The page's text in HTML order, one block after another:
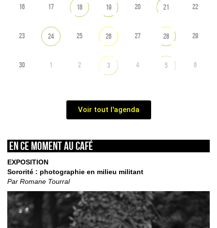
16 17 18 19 20 21 22
23 24 25 26 27 28 29
30 1 2 3 4 5 6
Voir tout l'agenda
En ce moment au café
EXPOSITION
Sororité : photographie en milieu militant
Par Romane Tourral